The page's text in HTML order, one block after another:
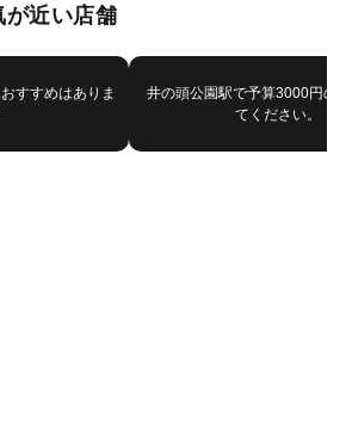
が近い店舗
すすめはありま
井の頭公園駅で予算3000円の
てください。